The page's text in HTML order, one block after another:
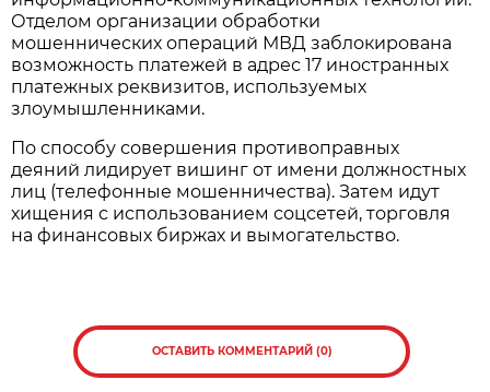
Отделом организации обработки
мошеннических операций МВД заблокирована
возможность платежей в адрес 17 иностранных
платежных реквизитов, используемых
злоумышленниками.
По способу совершения противоправных
деяний лидирует вишинг от имени должностных
лиц (телефонные мошенничества). Затем идут
хищения с использованием соцсетей, торговля
на финансовых биржах и вымогательство.
ОСТАВИТЬ КОММЕНТАРИЙ (0)